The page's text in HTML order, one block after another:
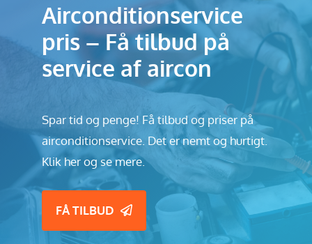
Airconditionservice
pris – Få tilbud på
service af aircon
Spar tid og penge! Få tilbud og priser på
airconditionservice. Det er nemt og hurtigt.
Klik her og se mere.
FÅ TILBUD